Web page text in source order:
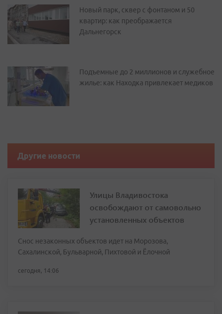
Новый парк, сквер с фонтаном и 50
квартир: как преображается
Дальнегорск
Подъемные до 2 миллионов и служебное
жилье: как Находка привлекает медиков
Другие новости
Улицы Владивостока
освобождают от самовольно
установленных объектов
Снос незаконных объектов идет на Морозова,
Сахалинской, Бульварной, Пихтовой и Ёлочной
сегодня, 14:06